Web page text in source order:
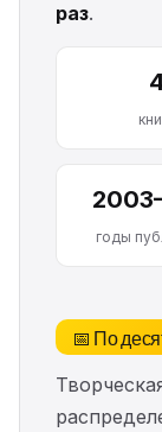
раз.
годы
📅 По